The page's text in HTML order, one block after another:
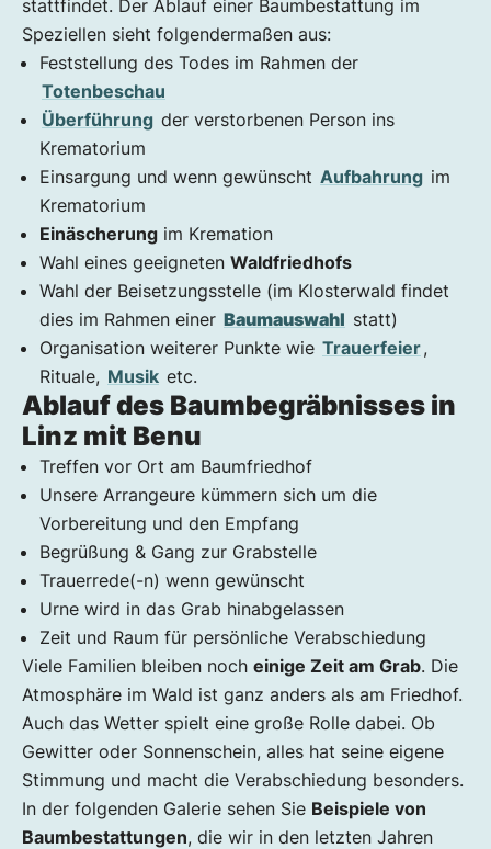
stattfindet. Der Ablauf einer Baumbestattung im
Speziellen sieht folgendermaßen aus:
Feststellung des Todes im Rahmen der
Totenbeschau
Überführung der verstorbenen Person ins
Krematorium
Einsargung und wenn gewünscht Aufbahrung im
Krematorium
Einäscherung im Kremation
Wahl eines geeigneten Waldfriedhofs
Wahl der Beisetzungsstelle (im Klosterwald findet
dies im Rahmen einer Baumauswahl statt)
Organisation weiterer Punkte wie Trauerfeier,
Rituale, Musik etc.
Ablauf des Baumbegräbnisses in
Linz mit Benu
Treffen vor Ort am Baumfriedhof
Unsere Arrangeure kümmern sich um die
Vorbereitung und den Empfang
Begrüßung & Gang zur Grabstelle
Trauerrede(-n) wenn gewünscht
Urne wird in das Grab hinabgelassen
Zeit und Raum für persönliche Verabschiedung
Viele Familien bleiben noch einige Zeit am Grab. Die
Atmosphäre im Wald ist ganz anders als am Friedhof.
Auch das Wetter spielt eine große Rolle dabei. Ob
Gewitter oder Sonnenschein, alles hat seine eigene
Stimmung und macht die Verabschiedung besonders.
In der folgenden Galerie sehen Sie Beispiele von
Baumbestattungen, die wir in den letzten Jahren